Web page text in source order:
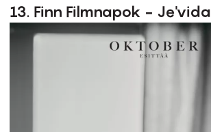
13. Finn Filmnapok - Je'vida